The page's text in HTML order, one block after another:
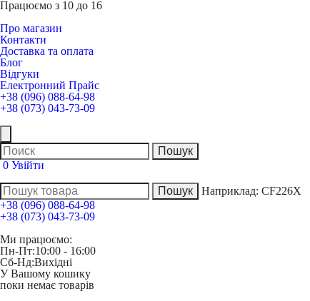
Працюємо з 10 до 16
Про магазин
Контакти
Доставка та оплата
Блог
Відгуки
Електронний Прайс
+38 (096) 088-64-98
+38 (073) 043-73-09
0 Увійти
Наприклад: CF226X
+38 (096) 088-64-98
+38 (073) 043-73-09
Ми працюємо:
Пн-Пт:10:00 - 16:00
Сб-Нд:Вихідні
У Вашому кошику
поки немає товарів